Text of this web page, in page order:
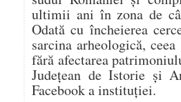
ultimii ani în zona de
Odată cu încheierea
sarcina arheologică,
fără afectarea
Județean de Istorie și
Facebook a instituției.